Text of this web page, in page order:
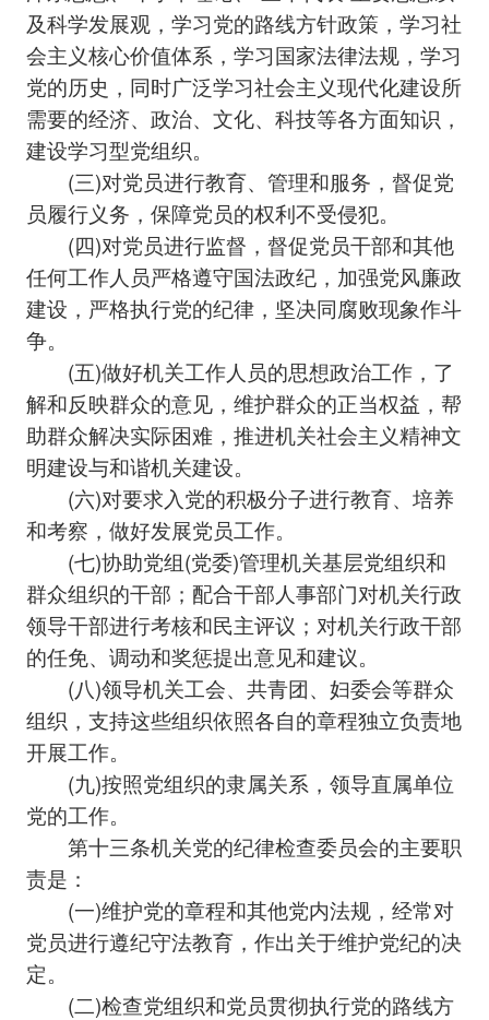
及科学发展观，学习党的路线方针政策，学习社
会主义核心价值体系，学习国家法律法规，学习
党的历史，同时广泛学习社会主义现代化建设所
需要的经济、政治、文化、科技等各方面知识，
建设学习型党组织。
(三)对党员进行教育、管理和服务，督促党
员履行义务，保障党员的权利不受侵犯。
(四)对党员进行监督，督促党员干部和其他
任何工作人员严格遵守国法政纪，加强党风廉政
建设，严格执行党的纪律，坚决同腐败现象作斗
争。
(五)做好机关工作人员的思想政治工作，了
解和反映群众的意见，维护群众的正当权益，帮
助群众解决实际困难，推进机关社会主义精神文
明建设与和谐机关建设。
(六)对要求入党的积极分子进行教育、培养
和考察，做好发展党员工作。
(七)协助党组(党委)管理机关基层党组织和
群众组织的干部；配合干部人事部门对机关行政
领导干部进行考核和民主评议；对机关行政干部
的任免、调动和奖惩提出意见和建议。
(八)领导机关工会、共青团、妇委会等群众
组织，支持这些组织依照各自的章程独立负责地
开展工作。
(九)按照党组织的隶属关系，领导直属单位
党的工作。
第十三条机关党的纪律检查委员会的主要职
责是：
(一)维护党的章程和其他党内法规，经常对
党员进行遵纪守法教育，作出关于维护党纪的决
定。
(二)检查党组织和党员贯彻执行党的路线方